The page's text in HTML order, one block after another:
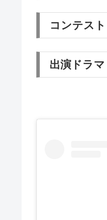
コンテスト
出演ドラマ